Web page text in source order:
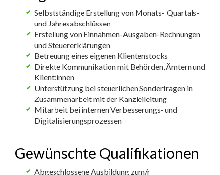
Selbstständige Erstellung von Monats-, Quartals-
und Jahresabschlüssen
Erstellung von Einnahmen-Ausgaben-Rechnungen
und Steuererklärungen
Betreuung eines eigenen Klientenstocks
Direkte Kommunikation mit Behörden, Ämtern und
Klient:innen
Unterstützung bei steuerlichen Sonderfragen in
Zusammenarbeit mit der Kanzleileitung
Mitarbeit bei internen Verbesserungs- und
Digitalisierungsprozessen
Gewünschte Qualifikationen
Abgeschlossene Ausbildung zum/r